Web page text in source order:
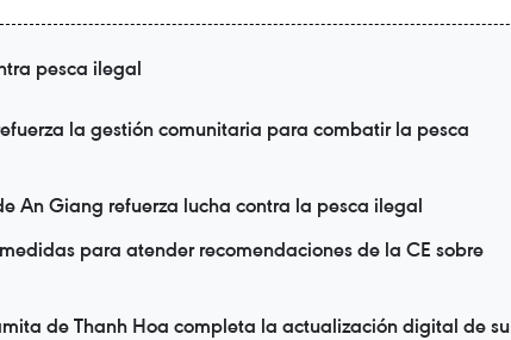
pesca ilegal
la gestión comunitaria para combatir la pesca
An Giang refuerza lucha contra la pesca ilegal
para atender recomendaciones de la CE sobre
de Thanh Hoa completa la actualización digital de su